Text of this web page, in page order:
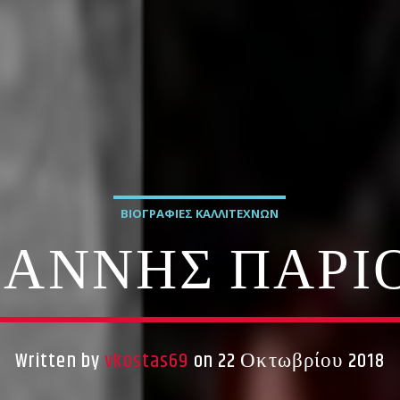
ΒΙΟΓΡΑΦΊΕΣ ΚΑΛΛΙΤΕΧΝΏΝ
Written byvkostas69 on 22 Οκτωβρίου 2018